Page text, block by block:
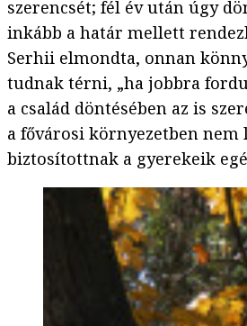
szerencsét; fél év után úgy
inkább a határ mellett
Serhii elmondta, onnan
tudnak térni, „ha jobbra
a család döntésében az is
a fővárosi környezetben nem
biztosítottnak a gyerekeik